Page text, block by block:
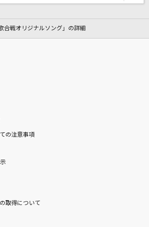
ル
悠陽)
宿
合戦オリジナルソング」の詳細
の注意事項
取得について